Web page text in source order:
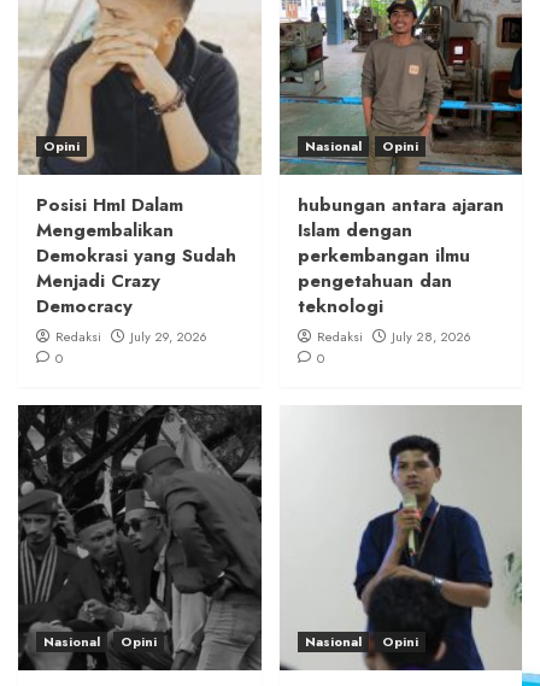
Opini
Posisi HmI Dalam
Mengembalikan
Demokrasi yang Sudah
Menjadi Crazy
Democracy
Redaksi
July 29, 2026
0
Nasional Opini
hubungan antara ajaran
Islam dengan
perkembangan ilmu
pengetahuan dan
teknologi
Redaksi
July 28, 2026
0
Nasional Opini Nasional Opini